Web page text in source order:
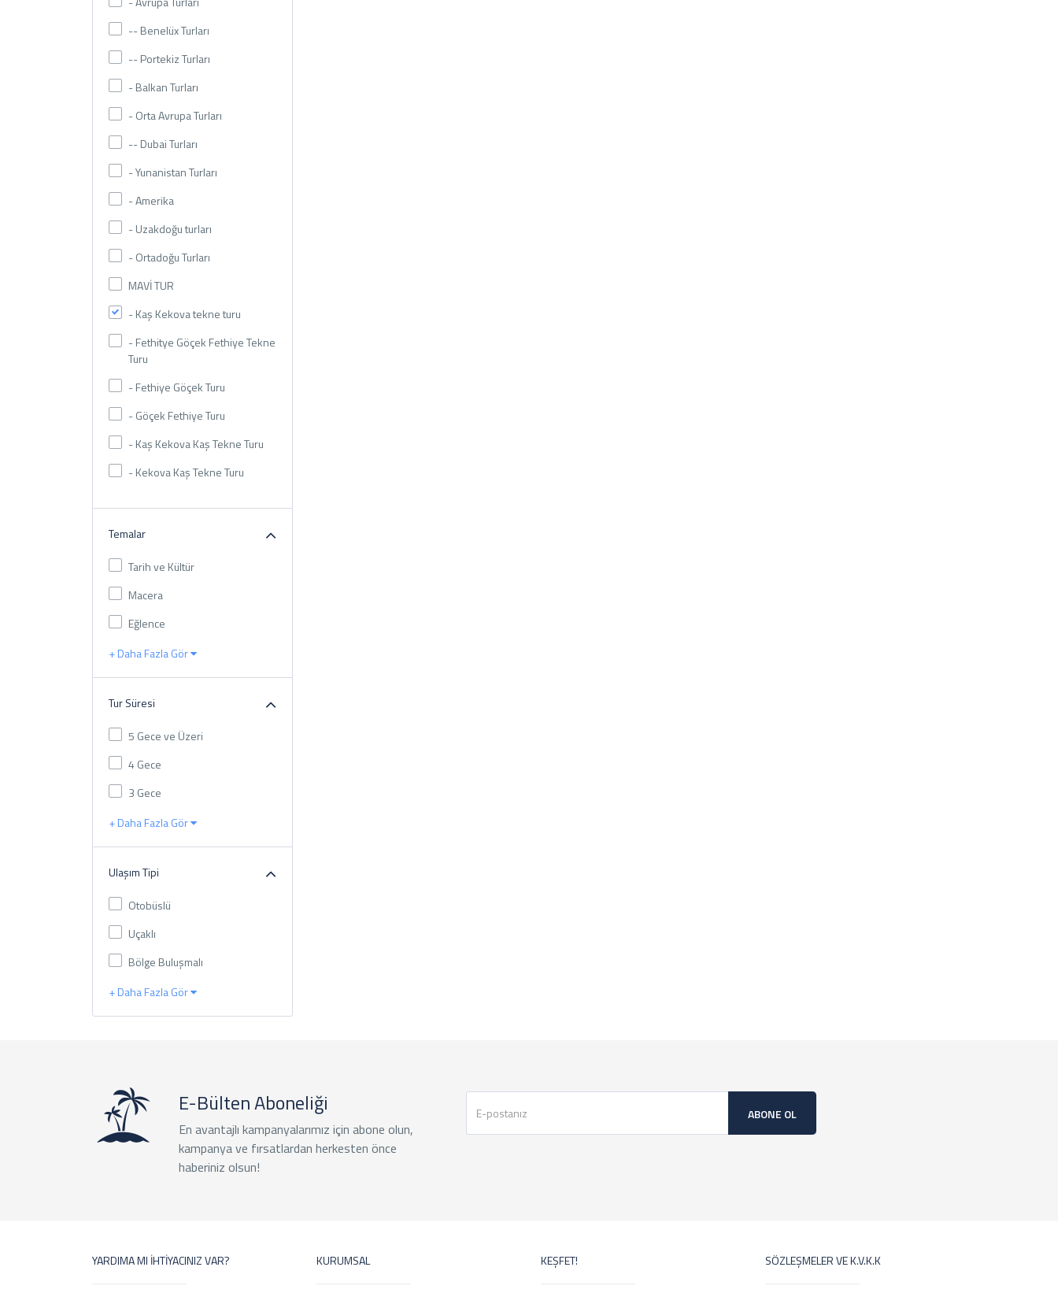
-- Benelüx Turları
-- Portekiz Turları
- Balkan Turları
- Orta Avrupa Turları
-- Dubai Turları
- Yunanistan Turları
- Amerika
- Uzakdoğu turları
- Ortadoğu Turları
MAVİ TUR
- Kaş Kekova tekne turu
- Fethitye Göçek Fethiye Tekne
Turu
- Fethiye Göçek Turu
- Göçek Fethiye Turu
- Kaş Kekova Kaş Tekne Turu
- Kekova Kaş Tekne Turu
Temalar
Tarih ve Kültür
Macera
Eğlence
+ Daha Fazla Gör
Tur Süresi
5 Gece ve Üzeri
4 Gece
3 Gece
+ Daha Fazla Gör
Ulaşım Tipi
Otobüslü
Uçaklı
Bölge Buluşmalı
+ Daha Fazla Gör
E-Bülten Aboneliği
En avantajlı kampanyalarımız için abone olun,
kampanya ve fırsatlardan herkesten önce
haberiniz olsun!
ABONE OL
YARDIMA MI İHTİYACINIZ VAR? KURUMSAL KEŞFET! SÖZLEŞMELER VE K.V.K.K